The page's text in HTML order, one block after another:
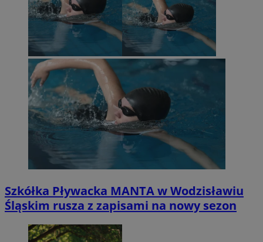
Szkółka Pływacka MANTA w Wodzisławiu
Śląskim rusza z zapisami na nowy sezon